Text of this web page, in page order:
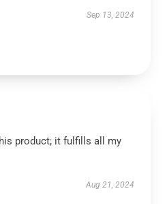
Sep 13, 2024
product; it fulfills all my
Aug 21, 2024